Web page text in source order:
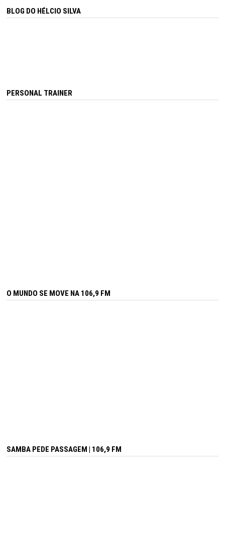
BLOG DO HÉLCIO SILVA
PERSONAL TRAINER
O MUNDO SE MOVE NA 106,9 FM
SAMBA PEDE PASSAGEM | 106,9 FM